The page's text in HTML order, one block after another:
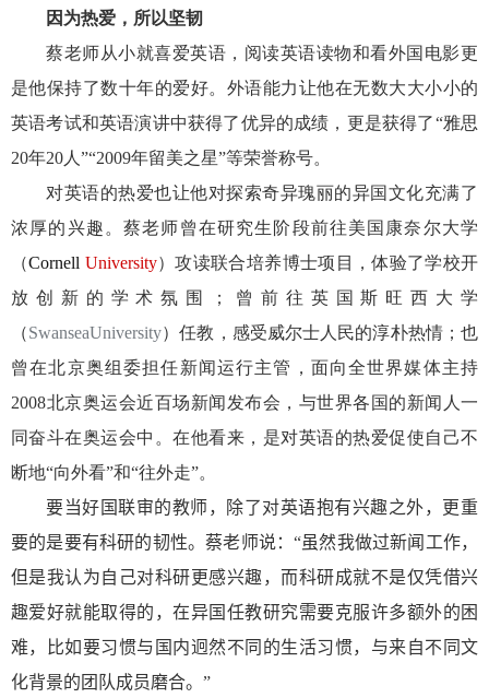
因为热爱，所以坚韧
蔡老师从小就喜爱英语，阅读英语读物和看外国电影更
是他保持了数十年的爱好。外语能力让他在无数大大小小的
英语考试和英语演讲中获得了优异的成绩，更是获得了“雅思
20年20 人”“2009年留美之星”等荣誉称号。
对英语的热爱也让他对探索奇异瑰丽的异国文化充满了
浓厚的兴趣。蔡老师曾在研究生阶段前往美国康奈尔大学
（Cornell University）攻读联合培养博士项目，体验了学校开
放创新的学术氛围；曾前往英国斯旺西大学
（SwanseaUniversity）任教，感受威尔士人民的淳朴热情；也
曾在北京奥组委担任新闻运行主管，面向全世界媒体主持
2008北京奥运会近百场新闻发布会，与世界各国的新闻人一
同奋斗在奥运会中。在他看来，是对英语的热爱促使自己不
断地“向外看”和“往外走”。
要当好国联审的教师，除了对英语抱有兴趣之外，更重
要的是要有科研的韧性。蔡老师说：“虽然我做过新闻工作，
但是我认为自己对科研更感兴趣，而科研成就不是仅凭借兴
趣爱好就能取得的，在异国任教研究需要克服许多额外的困
难，比如要习惯与国内迥然不同的生活习惯，与来自不同文
化背景的团队成员磨合。”